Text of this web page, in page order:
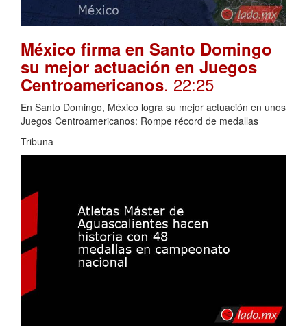
México firma en Santo Domingo
su mejor actuación en Juegos
Centroamericanos. 22:25
En Santo Domingo, México logra su mejor actuación en unos
Juegos Centroamericanos: Rompe récord de medallas
Tribuna